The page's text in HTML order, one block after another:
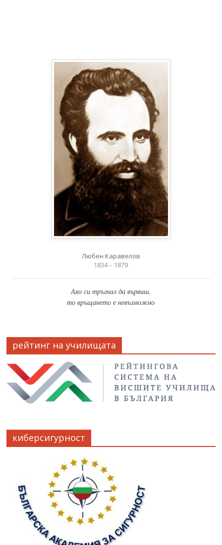
Любен Каравелов
1834 – 1879
Ако си тръгнал да вървиш,
то връщането е невъзможно
рейтинг на училищата
киберсигурност